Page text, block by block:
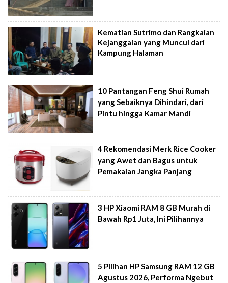
Kematian Sutrimo dan Rangkaian
Kejanggalan yang Muncul dari
Kampung Halaman
10 Pantangan Feng Shui Rumah
yang Sebaiknya Dihindari, dari
Pintu hingga Kamar Mandi
4 Rekomendasi Merk Rice Cooker
yang Awet dan Bagus untuk
Pemakaian Jangka Panjang
3 HP Xiaomi RAM 8 GB Murah di
Bawah Rp1 Juta, Ini Pilihannya
5 Pilihan HP Samsung RAM 12 GB
Agustus 2026, Performa Ngebut